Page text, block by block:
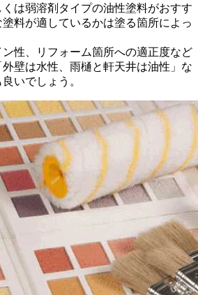
は弱溶剤タイプの油性塗料がおすす
料が適しているかは塗る箇所によっ
性、リフォーム箇所への適正度など
壁は水性、雨樋と軒天井は油性」な
いでしょう。